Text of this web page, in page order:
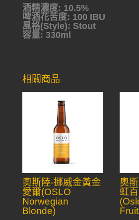
酒精濃度: 10.5%
啤酒花苦度: 100 IBU
風格(Style): Stout
容量: 330ml
相關商品
奧斯陸-挪威金黃金
愛爾(OSLO
Norwegian
Blonde)
奧
虹